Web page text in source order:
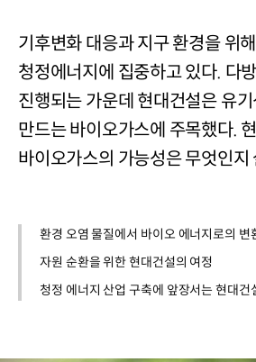
기후변화 대응과 지구 환경을 위
청정에너지에 집중하고 있다. 다
진행되는 가운데 현대건설은 유
만드는 바이오가스에 주목했다.
바이오가스의 가능성은 무엇인지
환경 오염 물질에서 바이오 에너지로의 변
자원 순환을 위한 현대건설의 여정
청정 에너지 산업 구축에 앞장서는 현대건